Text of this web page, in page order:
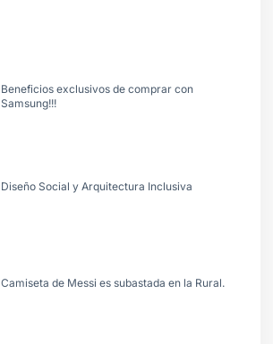
Beneficios exclusivos de comprar con
Samsung!!!
Diseño Social y Arquitectura Inclusiva
Camiseta de Messi es subastada en la Rural.